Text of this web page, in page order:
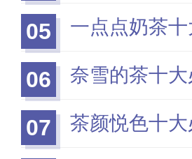
05 一点点奶茶
06 奈雪的茶十
07 茶颜悦色十